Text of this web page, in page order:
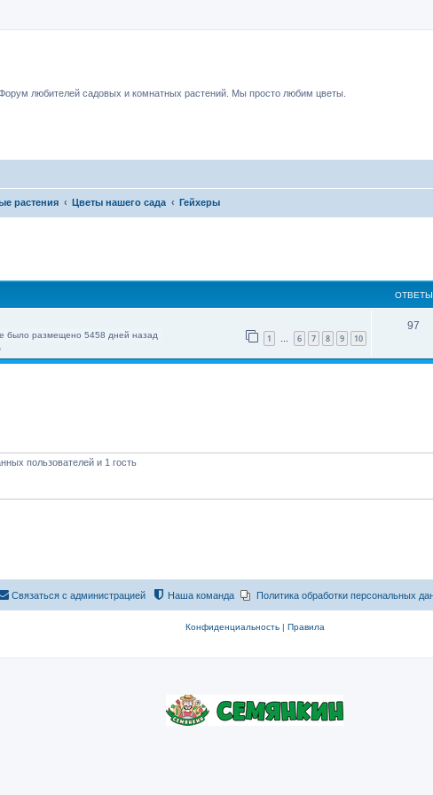
любителей садовых и комнатных растений. Мы просто любим цветы.
растения Цветы нашего сада Гейхеры
ОТВЕТЫ
1 … 6 7 8 9 10
было размещено 5458 дней назад
97
пользователей и 1 гость
Политика обработки персональных
Наша команда
Связаться с администрацией
Конфиденциальность| Правила